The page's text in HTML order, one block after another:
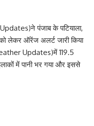
पंजाब के पटियाला,
लेकर ऑरेंज अलर्ट जारी किया
Updates)में 119.5
में पानी भर गया और इससे